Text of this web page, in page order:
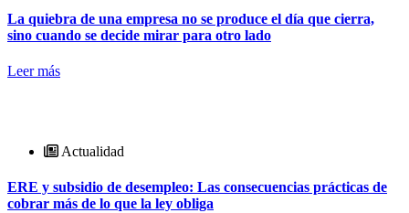
La quiebra de una empresa no se produce el día que cierra,
sino cuando se decide mirar para otro lado
Leer más
Actualidad
ERE y subsidio de desempleo: Las consecuencias prácticas de
cobrar más de lo que la ley obliga